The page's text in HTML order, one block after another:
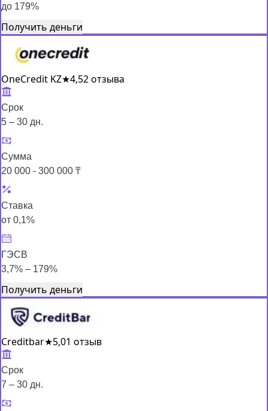
до 179%
Получить деньги
OneCredit KZ★4,52 отзыва
Срок
5 – 30 дн.
Сумма
20 000 - 300 000 ₸
Ставка
от 0,1%
ГЭСВ
3,7% – 179%
Получить деньги
Creditbar★5,01 отзыв
Срок
7 – 30 дн.